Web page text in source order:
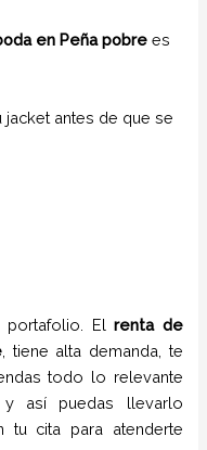
en Peña pobrees
jacket antes de que se
portafolio. Elrenta de
, tiene alta demanda, te
todo lo relevante
así puedas llevarlo
tu cita para atenderte